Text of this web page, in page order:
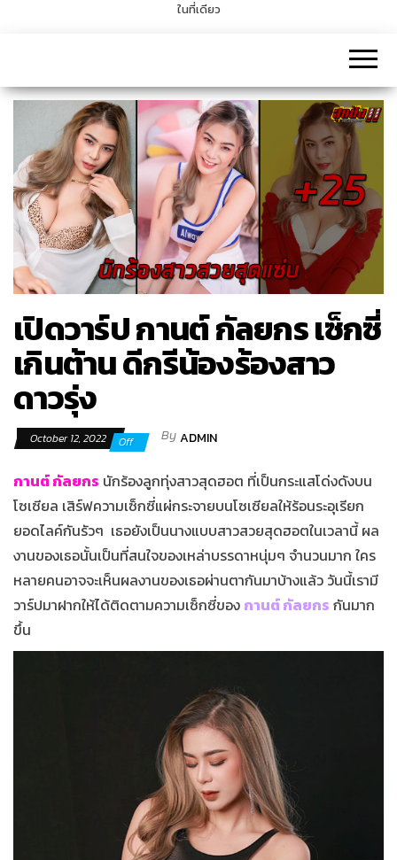
g
a
t
i
n
ในที่เดียว
เปิดวาร์ป กานต์ กัลยกร เซ็กซี่
เกินต้าน ดีกรีน้องร้องสาว
ดาวรุ่ง
October 12, 2022 Off ByADMIN
กานต์ กัลยกร นักร้องลูกทุ่งสาวสุดฮอต ที่เป็นกระแสโด่งดังบน
โซเซียล เสิร์ฟความเซ็กซี่แผ่กระจายบนโซเซียลให้ร้อนระอุเรียก
ยอดไลค์กันรัวๆ เธอยังเป็นนางแบบสาวสวยสุดฮอตในเวลานี้ ผล
งานของเธอนั้นเป็นที่สนใจของเหล่าบรรดาหนุ่มๆ จำนวนมาก ใคร
หลายคนอาจจะเห็นผลงานของเธอผ่านตากันมาบ้างแล้ว วันนี้เรามี
วาร์ปมาฝากให้ได้ติดตามความเซ็กซี่ของ กานต์ กัลยกร กันมาก
ขึ้น